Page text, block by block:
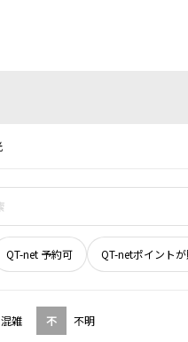
QT-net 予約可 QT-netポイント
混雑 不 不明